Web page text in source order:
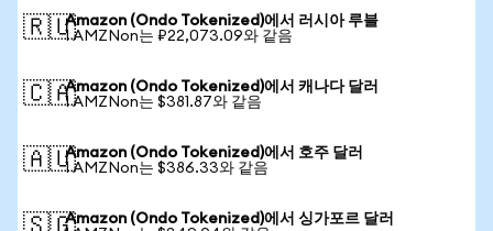
🇷🇺Amazon (Ondo Tokenized)에서 러시아 루블
1 AMZNon는 ₽22,073.09와 같음
🇨🇦Amazon (Ondo Tokenized)에서 캐나다 달러
1 AMZNon는 $381.87와 같음
🇦🇺Amazon (Ondo Tokenized)에서 호주 달러
1 AMZNon는 $386.33와 같음
Amazon (Ondo Tokenized)에서 싱가포르 달러